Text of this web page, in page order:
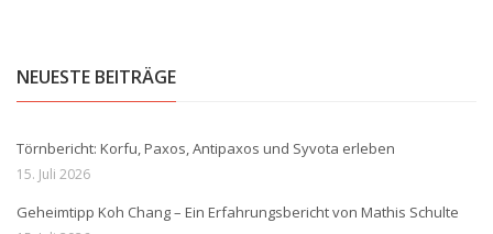
NEUESTE BEITRÄGE
Törnbericht: Korfu, Paxos, Antipaxos und Syvota erleben
15. Juli 2026
Geheimtipp Koh Chang – Ein Erfahrungsbericht von Mathis Schulte